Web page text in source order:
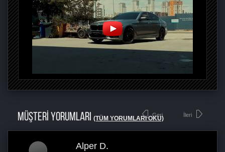
MÜŞTERİ YORUMLARI (TÜM YORUMLARI OKU)
Geri
Alper D.
İleri